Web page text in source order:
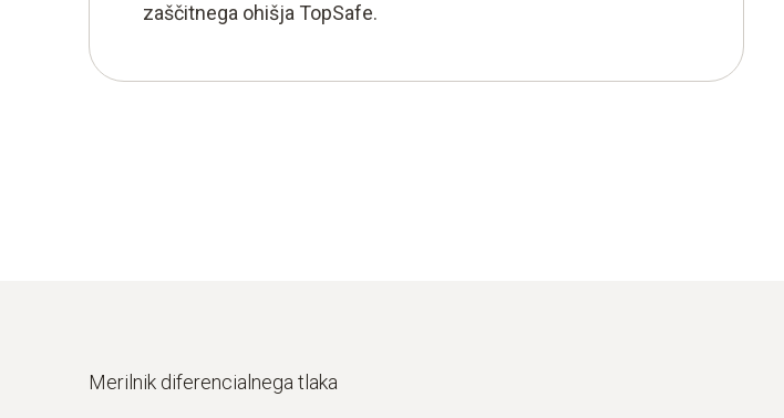
zaščitnega ohišja TopSafe.
Merilnik diferencialnega tlaka